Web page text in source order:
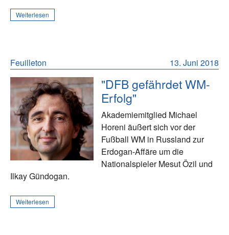
Weiterlesen
13. Juni 2018
Feuilleton
"DFB gefährdet WM-
Erfolg"
Akademiemitglied Michael
Horeni äußert sich vor der
Fußball WM in Russland zur
Erdogan-Affäre um die
Nationalspieler Mesut Özil und
Ilkay Gündogan.
Weiterlesen